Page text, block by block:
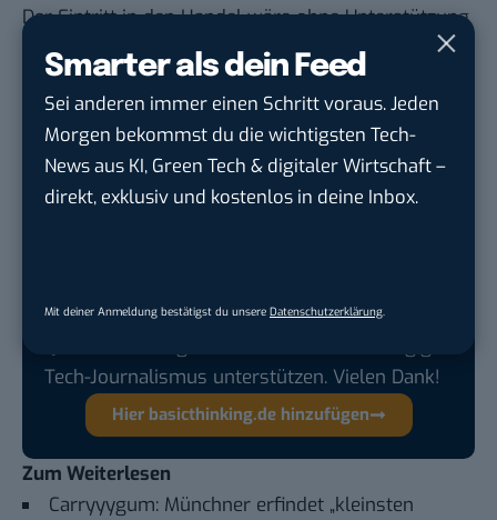
Smarter als dein Feed
Sei anderen immer einen Schritt voraus. Jeden
Morgen bekommst du die wichtigsten Tech-
News aus KI, Green Tech & digitaler Wirtschaft –
direkt, exklusiv und kostenlos in deine Inbox.
Mit deiner Anmeldung bestätigst du unsere Datenschutzerklärung
Der Eintritt in den Handel wäre ohne Unterstützung
sicher viel, viel langwieriger gewesen – wenn er
denn überhaupt geklappt hätte.
Vielen Dank für das Gespräch.
BASIC thinking kostenlos als bevorzugte
Tech-Journalismus unterstützen. Vielen Dank!
Hier basicthinking.de hinzufügen
Zum Weiterlesen
Carryyygum: Münchner erfindet „kleinsten